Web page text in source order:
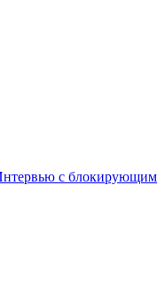
с блокирующим